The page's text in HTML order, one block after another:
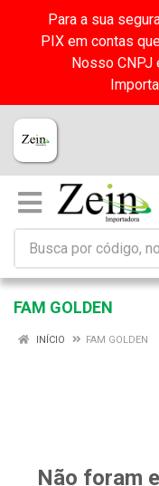
Para a sua
PIX em contas
Nosso CNPJ
FAM GOLDEN
INÍCIO FAM GOLDEN
Não foram